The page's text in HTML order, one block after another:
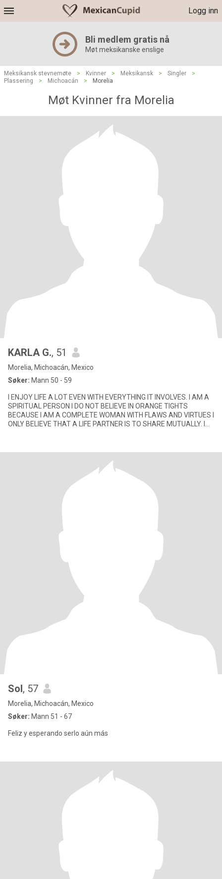
Logg inn
Bli medlem gratis nå
Møt meksikanske enslige
Meksikansk stevnemøte > Kvinner > Meksikansk > Singler
>
Plassering
> Michoacán > Morelia
Møt Kvinner fra Morelia
KARLA G., 51
Morelia, Michoacán, Mexico
Søker: Mann 50 - 59
I ENJOY LIFE A LOT EVEN WITH EVERYTHING IT INVOLVES. I AM A
SPIRITUAL PERSON I DO NOT BELIEVE IN ORANGE TIGHTS
BECAUSE I AM A COMPLETE WOMAN WITH FLAWS AND VIRTUES I
ONLY BELIEVE THAT A LIFE PARTNER IS TO SHARE MUTUALLY. I
Sol, 57
Morelia, Michoacán, Mexico
Søker: Mann 51 - 67
Feliz y esperando serlo aún más